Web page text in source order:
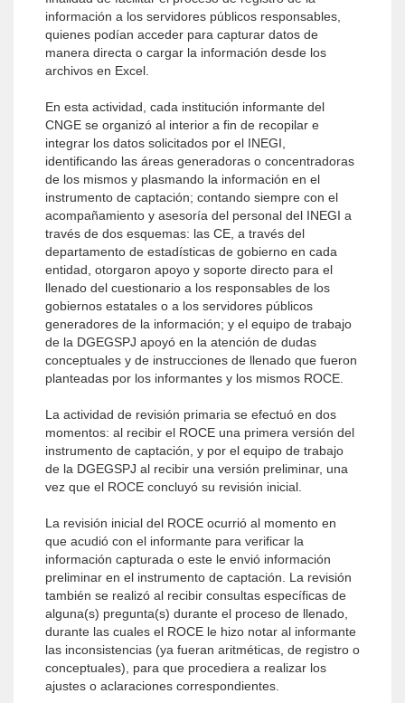
información a los servidores públicos responsables,
quienes podían acceder para capturar datos de
manera directa o cargar la información desde los
archivos en Excel.
En esta actividad, cada institución informante del
CNGE se organizó al interior a fin de recopilar e
integrar los datos solicitados por el INEGI,
identificando las áreas generadoras o concentradoras
de los mismos y plasmando la información en el
instrumento de captación; contando siempre con el
acompañamiento y asesoría del personal del INEGI a
través de dos esquemas: las CE, a través del
departamento de estadísticas de gobierno en cada
entidad, otorgaron apoyo y soporte directo para el
llenado del cuestionario a los responsables de los
gobiernos estatales o a los servidores públicos
generadores de la información; y el equipo de trabajo
de la DGEGSPJ apoyó en la atención de dudas
conceptuales y de instrucciones de llenado que fueron
planteadas por los informantes y los mismos ROCE.
La actividad de revisión primaria se efectuó en dos
momentos: al recibir el ROCE una primera versión del
instrumento de captación, y por el equipo de trabajo
de la DGEGSPJ al recibir una versión preliminar, una
vez que el ROCE concluyó su revisión inicial.
La revisión inicial del ROCE ocurrió al momento en
que acudió con el informante para verificar la
información capturada o este le envió información
preliminar en el instrumento de captación. La revisión
también se realizó al recibir consultas específicas de
alguna(s) pregunta(s) durante el proceso de llenado,
durante las cuales el ROCE le hizo notar al informante
las inconsistencias (ya fueran aritméticas, de registro o
conceptuales), para que procediera a realizar los
ajustes o aclaraciones correspondientes.